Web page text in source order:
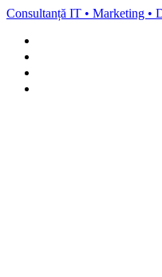
Consultanță IT • Marketing •